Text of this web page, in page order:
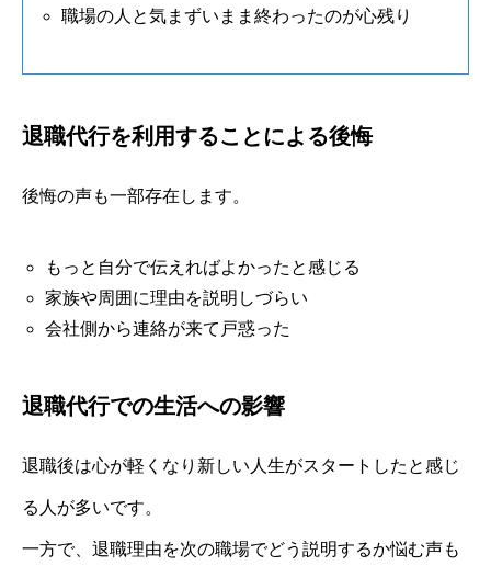
職場の人と気まずいまま終わったのが心残り
退職代行を利用することによる後悔
後悔の声も一部存在します。
もっと自分で伝えればよかったと感じる
家族や周囲に理由を説明しづらい
会社側から連絡が来て戸惑った
退職代行での生活への影響
退職後は心が軽くなり新しい人生がスタートしたと感じ
る人が多いです。
一方で、退職理由を次の職場でどう説明するか悩む声も